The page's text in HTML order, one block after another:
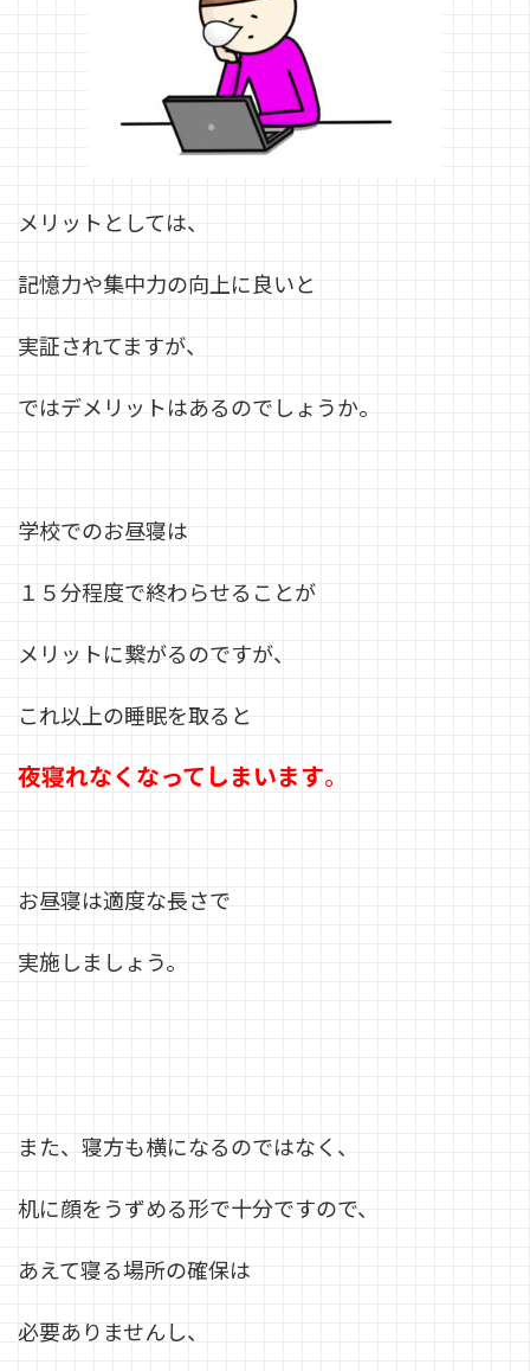
メリットとしては、
記憶力や集中力の向上に良いと
実証されてますが、
ではデメリットはあるのでしょうか。
学校でのお昼寝は
１５分程度で終わらせることが
メリットに繋がるのですが、
これ以上の睡眠を取ると
夜寝れなくなってしまいます。
お昼寝は適度な長さで
実施しましょう。
また、寝方も横になるのではなく、
机に顔をうずめる形で十分ですので、
あえて寝る場所の確保は
必要ありませんし、